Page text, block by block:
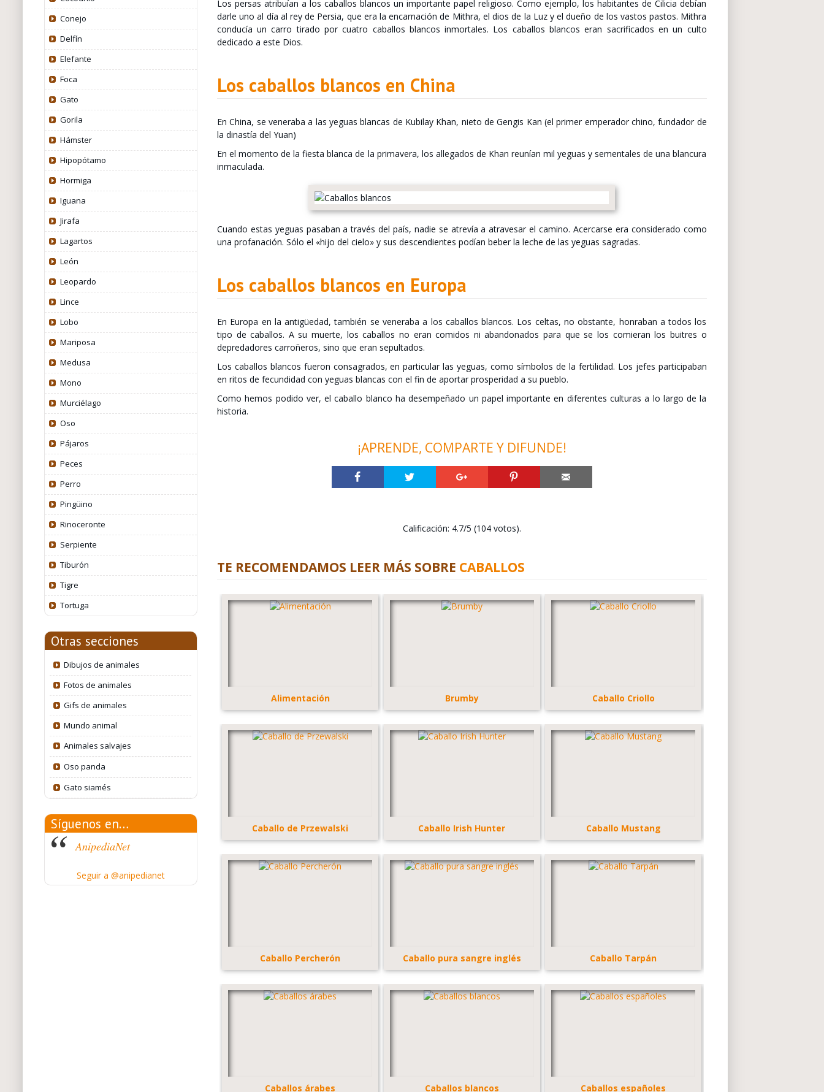
Conejo
Delfín
Elefante
Foca
Gato
Gorila
Hámster
Hipopótamo
Hormiga
Iguana
Jirafa
Lagartos
León
Leopardo
Lince
Lobo
Mariposa
Medusa
Mono
Murciélago
Oso
Pájaros
Peces
Perro
Pingüino
Rinoceronte
Serpiente
Tiburón
Tigre
Tortuga
Otras secciones
Dibujos de animales
Fotos de animales
Gifs de animales
Mundo animal
Animales salvajes
Oso panda
Gato siamés
Síguenos en…
AnipediaNet
Seguir a @anipedianet
Los persas atribuían a los caballos blancos un importante papel religioso. Como ejemplo, los habitantes de Cilicia debían
darle uno al día al rey de Persia, que era la encarnación de Mithra, el dios de la Luz y el dueño de los vastos pastos. Mithra
conducía un carro tirado por cuatro caballos blancos inmortales. Los caballos blancos eran sacrificados en un culto
dedicado a este Dios.
Los caballos blancos en China
En China, se veneraba a las yeguas blancas de Kubilay Khan, nieto de Gengis Kan (el primer emperador chino, fundador de
la dinastía del Yuan)
En el momento de la fiesta blanca de la primavera, los allegados de Khan reunían mil yeguas y sementales de una blancura
inmaculada.
Cuando estas yeguas pasaban a través del país, nadie se atrevía a atravesar el camino. Acercarse era considerado como
una profanación. Sólo el «hijo del cielo» y sus descendientes podían beber la leche de las yeguas sagradas.
Los caballos blancos en Europa
En Europa en la antigüedad, también se veneraba a los caballos blancos. Los celtas, no obstante, honraban a todos los
tipo de caballos. A su muerte, los caballos no eran comidos ni abandonados para que se los comieran los buitres o
depredadores carroñeros, sino que eran sepultados.
Los caballos blancos fueron consagrados, en particular las yeguas, como símbolos de la fertilidad. Los jefes participaban
en ritos de fecundidad con yeguas blancas con el fin de aportar prosperidad a su pueblo.
Como hemos podido ver, el caballo blanco ha desempeñado un papel importante en diferentes culturas a lo largo de la
historia.
¡APRENDE, COMPARTE Y DIFUNDE!
Calificación: 4.7/5 (104 votos).
TE RECOMENDAMOS LEER MÁS SOBRE CABALLOS
Alimentación Brumby Caballo Criollo
Caballo de Przewalski Caballo Irish Hunter Caballo Mustang
Caballo Percherón Caballo pura sangre inglés Caballo Tarpán
Caballos árabes Caballos blancos Caballos españoles